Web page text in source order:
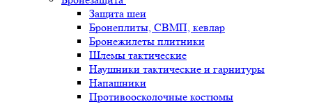
Защита шеи
Бронеплиты, СВМП, кевлар
Бронежилеты плитники
Шлемы тактические
Наушники тактические и гарнитуры
Напашники
Противоосколочные костюмы